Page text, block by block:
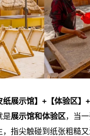
纸展示馆】+【体验区】
是展示馆和体验区，当
指尖触碰到纸张粗糙又